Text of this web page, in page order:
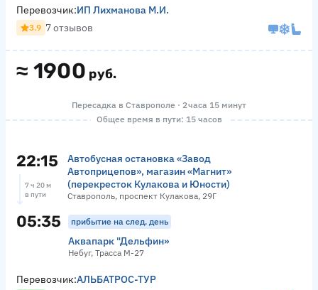
≈ 1900 руб.
Перевозчик:ИП Лихманова М.И.
3.9 7 отзывов
Пересадка в Ставрополе · 2 часа 15 минут
Общее время в пути: 15 часов
22:15
Автобусная остановка «Завод
Автоприцепов», магазин «Магнит»
(перекресток Кулакова и Юности)
Ставрополь, проспект Кулакова, 29Г
7 ч 20 м
в пути
05:35 прибытие на след. день
Аквапарк "Дельфин»
Небуг, Трасса М-27
Перевозчик:АЛЬБАТРОС-ТУР